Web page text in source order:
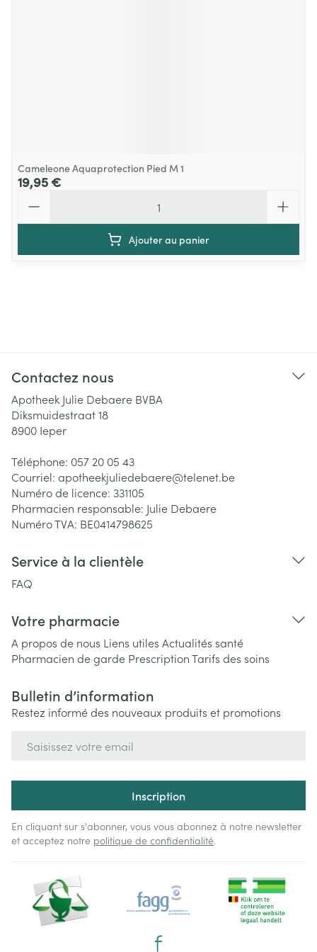
Cameleone Aquaprotection Pied M 1
19,95 €
Ajouter au panier
Contactez nous
Apotheek Julie Debaere BVBA
Diksmuidestraat 18
8900 Ieper
Téléphone: 057 20 05 43
Courriel: apotheekjuliedebaere@telenet.be
Numéro de licence: 331105
Pharmacien responsable: Julie Debaere
Numéro TVA: BE0414798625
Service à la clientèle
FAQ
Votre pharmacie
A propos de nous Liens utiles Actualités santé
Pharmacien de garde PrescriptionTarifs des soins
Bulletin d’information
Restez informé des nouveaux produits et promotions
Inscription
En cliquant sur s'abonner, vous vous abonnez à notre newsletter
et acceptez notre politique de confidentialité.